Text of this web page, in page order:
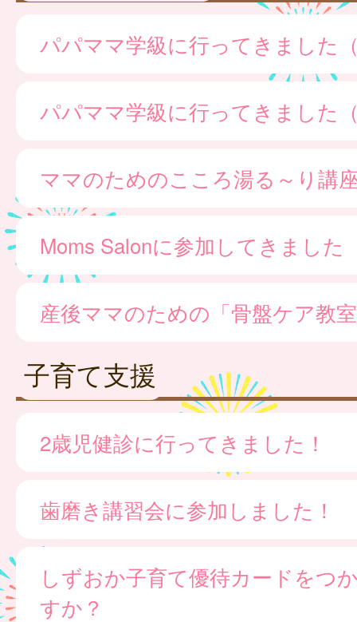
パパママ学級に行ってきました
パパママ学級に行ってきました
ママのためのこころ湯る～り講
Moms Salonに参加してきました
産後ママのための「骨盤ケア教
子育て支援
2歳児健診に行ってきました！
歯磨き講習会に参加しました！
しずおか子育て優待カードをつ
すか？